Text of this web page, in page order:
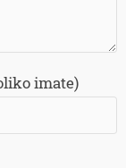
imate)